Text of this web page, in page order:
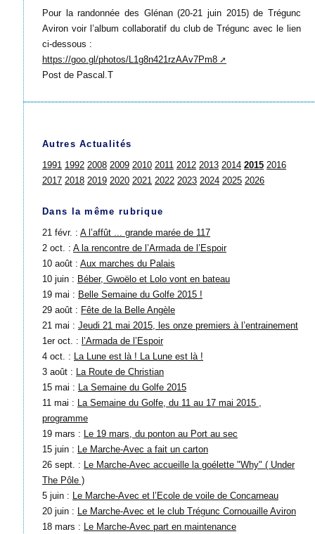
Pour la randonnée des Glénan (20-21 juin 2015) de Trégunc
Aviron voir l’album collaboratif du club de Trégunc avec le lien
ci-dessous :
https://goo.gl/photos/L1g8n421rzAAv7Pm8
Post de Pascal.T
Autres Actualités
1991 1992 2008 2009 2010 2011 2012 2013 2014 2015 2016
2017 2018 2019 2020 2021 2022 2023 2024 2025 2026
Dans la même rubrique
21 févr. : A l’affût ... grande marée de 117
2 oct. : A la rencontre de l’Armada de l’Espoir
10 août : Aux marches du Palais
10 juin : Béber, Gwoëlo et Lolo vont en bateau
19 mai : Belle Semaine du Golfe 2015 !
29 août : Fête de la Belle Angèle
21 mai : Jeudi 21 mai 2015, les onze premiers à l’entrainement
1er oct. : l’Armada de l’Espoir
4 oct. :
La Lune est là ! La Lune est là !
3 août :
La Route de Christian
15 mai :
La Semaine du Golfe 2015
11 mai :
La Semaine du Golfe, du 11 au 17 mai 2015 ,
programme
19 mars :
Le 19 mars, du ponton au Port au sec
15 juin :
Le Marche-Avec a fait un carton
26 sept. :
Le Marche-Avec accueille la goélette "Why" ( Under
The Pôle )
5 juin :
Le Marche-Avec et l’Ecole de voile de Concarneau
20 juin :
Le Marche-Avec et le club Trégunc Cornouaille Aviron
18 mars :
Le Marche-Avec part en maintenance